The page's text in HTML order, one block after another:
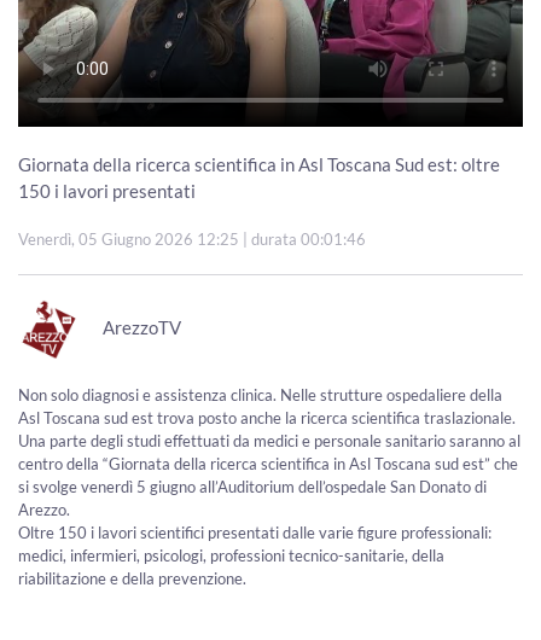
Giornata della ricerca scientifica in Asl Toscana Sud est: oltre
150 i lavori presentati
Venerdì, 05 Giugno 2026 12:25 | durata 00:01:46
ArezzoTV
Non solo diagnosi e assistenza clinica. Nelle strutture ospedaliere della
Asl Toscana sud est trova posto anche la ricerca scientifica traslazionale.
Una parte degli studi effettuati da medici e personale sanitario saranno al
centro della “Giornata della ricerca scientifica in Asl Toscana sud est” che
si svolge venerdì 5 giugno all’Auditorium dell’ospedale San Donato di
Arezzo.
Oltre 150 i lavori scientifici presentati dalle varie figure professionali:
medici, infermieri, psicologi, professioni tecnico-sanitarie, della
riabilitazione e della prevenzione.